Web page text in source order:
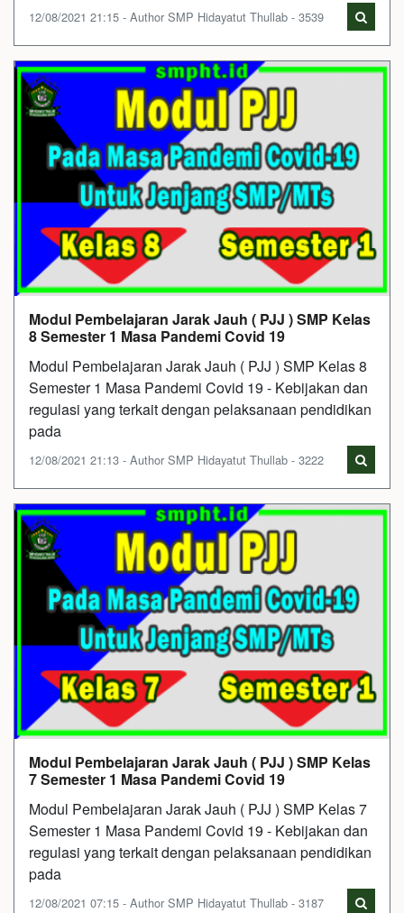
12/08/2021 21:15 - Author SMP Hidayatut Thullab - 3539
Modul Pembelajaran Jarak Jauh ( PJJ ) SMP Kelas
8 Semester 1 Masa Pandemi Covid 19
Modul Pembelajaran Jarak Jauh ( PJJ ) SMP Kelas 8
Semester 1 Masa Pandemi Covid 19 - Kebijakan dan
regulasi yang terkait dengan pelaksanaan pendidikan
pada
12/08/2021 21:13 - Author SMP Hidayatut Thullab - 3222
Modul Pembelajaran Jarak Jauh ( PJJ ) SMP Kelas
7 Semester 1 Masa Pandemi Covid 19
Modul Pembelajaran Jarak Jauh ( PJJ ) SMP Kelas 7
Semester 1 Masa Pandemi Covid 19 - Kebijakan dan
regulasi yang terkait dengan pelaksanaan pendidikan
pada
12/08/2021 07:15 - Author SMP Hidayatut Thullab - 3187